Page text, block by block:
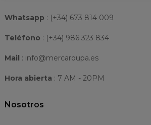
Whatsapp : (+34) 673 814 009
Teléfono : (+34) 986 323 834
Mail : info@mercaroupa.es
Hora abierta : 7 AM - 20PM
Nosotros